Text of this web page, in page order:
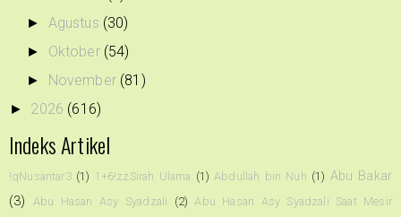
► Agustus (30)
► Oktober (54)
► November (81)
► 2026 (616)
Indeks Artikel
!qNusantar3 (1) 1+6!zzSirah Ulama (1) Abdullah bin Nuh (1) Abu Bakar
(3)
Abu Hasan Asy Syadzali (2) Abu Hasan Asy Syadzali Saat Mesir